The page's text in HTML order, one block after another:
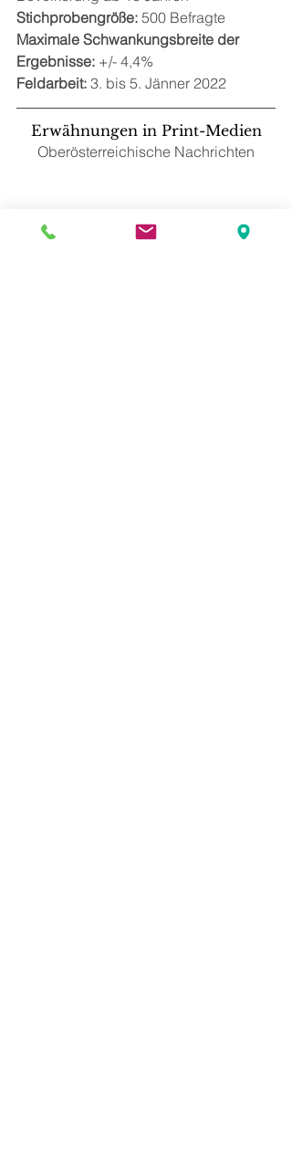
Stichprobengröße: 500 Befragte
Maximale Schwankungsbreite der
Ergebnisse: +/- 4,4%
Feldarbeit: 3. bis 5. Jänner 2022
Erwähnungen in Print-Medien
Oberösterreichische Nachrichten